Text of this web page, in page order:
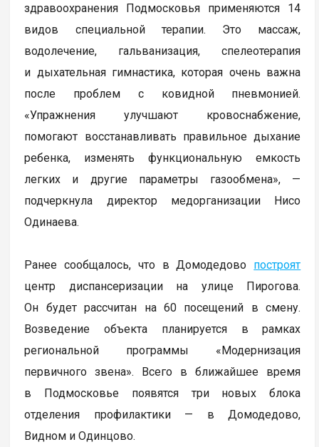
здравоохранения Подмосковья применяются 14
видов специальной терапии. Это массаж,
водолечение, гальванизация, спелеотерапия
и дыхательная гимнастика, которая очень важна
после проблем с ковидной пневмонией.
«Упражнения улучшают кровоснабжение,
помогают восстанавливать правильное дыхание
ребенка, изменять функциональную емкость
легких и другие параметры газообмена», —
подчеркнула директор медорганизации Нисо
Одинаева.
Ранее сообщалось, что в Домодедово построят
центр диспансеризации на улице Пирогова.
Он будет рассчитан на 60 посещений в смену.
Возведение объекта планируется в рамках
региональной программы «Модернизация
первичного звена». Всего в ближайшее время
в Подмосковье появятся три новых блока
отделения профилактики — в Домодедово,
Видном и Одинцово.